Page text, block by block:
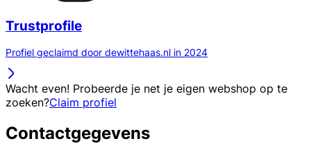
Trustprofile
Profiel geclaimd door dewittehaas.nl in 2024
Wacht even! Probeerde je net je eigen webshop op te
zoeken?Claim profiel
Contactgegevens